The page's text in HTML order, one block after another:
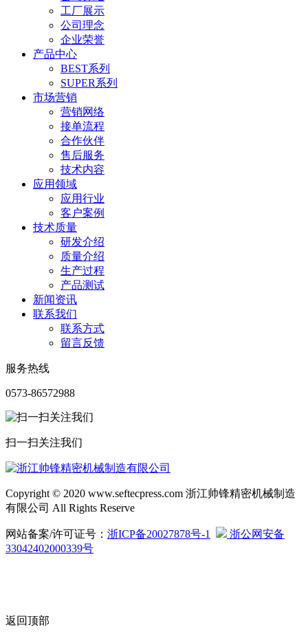
工厂展示
公司理念
企业荣誉
产品中心
BEST系列
SUPER系列
市场营销
营销网络
接单流程
合作伙伴
售后服务
技术内容
应用领域
应用行业
客户案例
技术质量
研发介绍
质量介绍
生产过程
产品测试
新闻资讯
联系我们
联系方式
留言反馈
服务热线
0573-86572988
扫一扫关注我们
Copyright © 2020 www.seftecpress.com 浙江帅锋精密机械制造
有限公司 All Rights Reserve
网站备案/许可证号： 浙ICP备20027878号-1
浙公网安备
33042402000339号
返回顶部